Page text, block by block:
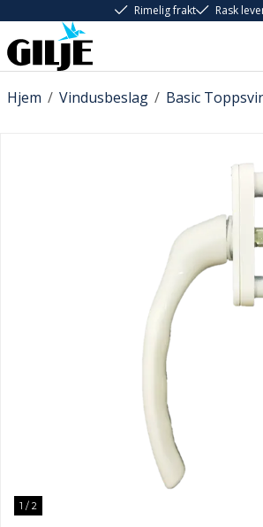
Rimelig frakt Rask
/
Hjem /
Vindusbeslag Basic
1 / 2